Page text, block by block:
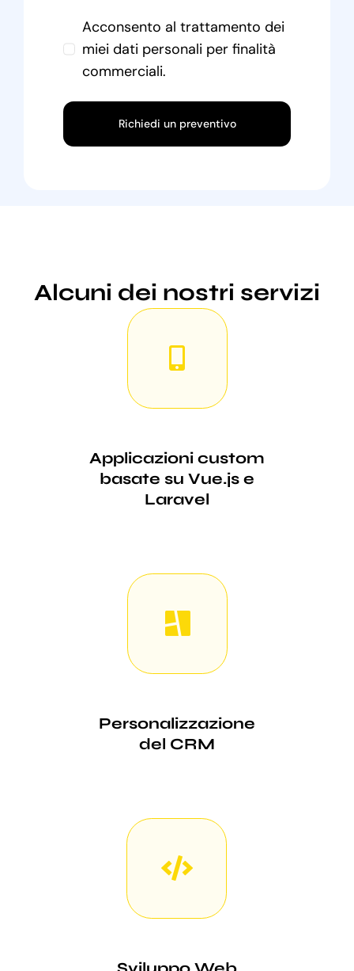
Acconsento al trattamento dei
miei dati personali per finalità
commerciali.
Richiedi un preventivo
Alcuni dei nostri servizi
Applicazioni custom
basate su Vue.js e
Laravel
Personalizzazione
del CRM